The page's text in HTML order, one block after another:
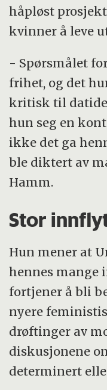
håpløst
kvinner å leve
- Spørsmålet
frihet, og det
kritisk til
hun seg en
ikke det ga
ble diktert av
Hamm.
Stor
Hun mener at
hennes mange
fortjener å bli
nyere
drøftinger av
diskusjonene
determinert